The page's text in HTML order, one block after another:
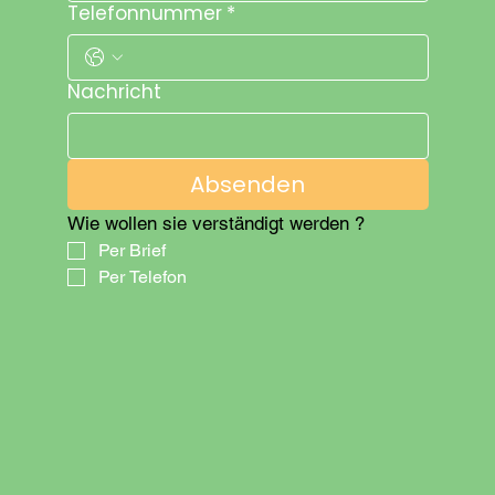
Telefonnummer *
Nachricht
Absenden
Wie wollen sie verständigt werden ?
Per Brief
Per Telefon